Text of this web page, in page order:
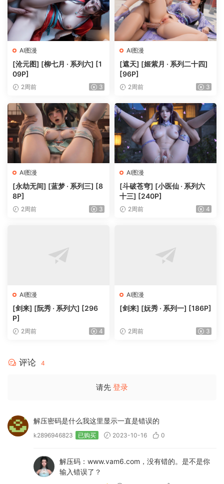
AI图漫
[沧元图] [柳七月 · 系列六] [1
09P]
2周前 3
AI图漫
[遮天] [姬紫月 · 系列二十四]
[96P]
2周前 3
AI图漫
[永劫无间] [蓝梦 · 系列三] [8
8P]
2周前 3
AI图漫
[斗破苍穹] [小医仙 · 系列六
十三] [240P]
2周前 4
AI图漫
[剑来] [阮秀 · 系列六] [296
P]
2周前 4
AI图漫
[剑来] [妧秀 · 系列一] [186P]
2周前 3
评论 4
请先 登录
解压密码是什么我这里显示一直是错误的
k2896946823 已购买 2023-10-16 0
解压码：www.vam6.com，没有错的。是不是你
输入错误了？